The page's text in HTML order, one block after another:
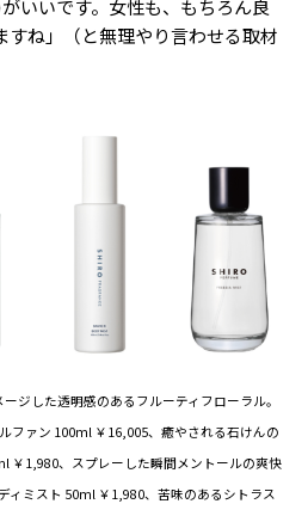
いいです。女性も、もちろん良
すね」（と無理やり言わせる取材
ジした透明感のあるフルーティフローラル。
ファン 100ml ￥16,005、癒やされる石けんの
￥1,980、スプレーした瞬間メントールの爽快
ィミスト 50ml ￥1,980、苦味のあるシトラス